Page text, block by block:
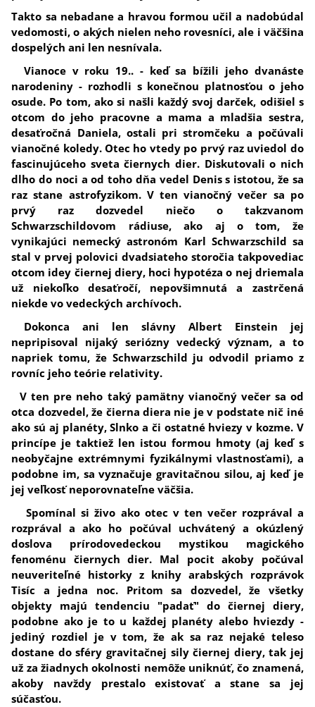
Takto sa nebadane a hravou formou učil a nadobúdal
vedomosti, o akých nielen neho rovesníci, ale i väčšina
dospelých ani len nesnívala.
Vianoce v roku 19.. - keď sa bížili jeho dvanáste
narodeniny - rozhodli s konečnou platnosťou o jeho
osude. Po tom, ako si našli každý svoj darček, odišiel s
otcom do jeho pracovne a mama a mladšia sestra,
desaťročná Daniela, ostali pri stromčeku a počúvali
vianočné koledy. Otec ho vtedy po prvý raz uviedol do
fascinujúceho sveta čiernych dier. Diskutovali o nich
dlho do noci a od toho dňa vedel Denis s istotou, že sa
raz stane astrofyzikom. V ten vianočný večer sa po
prvý raz dozvedel niečo o takzvanom
Schwarzschildovom rádiuse, ako aj o tom, že
vynikajúci nemecký astronóm Karl Schwarzschild sa
stal v prvej polovici dvadsiateho storočia takpovediac
otcom idey čiernej diery, hoci hypotéza o nej driemala
už niekoľko desaťročí, nepovšimnutá a zastrčená
niekde vo vedeckých archívoch.
Dokonca ani len slávny Albert Einstein jej
nepripisoval nijaký seriózny vedecký význam, a to
napriek tomu, že Schwarzschild ju odvodil priamo z
rovníc jeho teórie relativity.
V ten pre neho taký pamätny vianočný večer sa od
otca dozvedel, že čierna diera nie je v podstate nič iné
ako sú aj planéty, Slnko a či ostatné hviezy v kozme. V
princípe je taktiež len istou formou hmoty (aj keď s
neobyčajne extrémnymi fyzikálnymi vlastnosťami), a
podobne im, sa vyznačuje gravitačnou silou, aj keď je
jej veľkosť neporovnateľne väčšia.
Spomínal si živo ako otec v ten večer rozprával a
rozprával a ako ho počúval uchvátený a okúzlený
doslova prírodovedeckou mystikou magického
fenoménu čiernych dier. Mal pocit akoby počúval
neuveriteľné historky z knihy arabských rozprávok
Tisíc a jedna noc. Pritom sa dozvedel, že všetky
objekty majú tendenciu "padať" do čiernej diery,
podobne ako je to u každej planéty alebo hviezdy -
jediný rozdiel je v tom, že ak sa raz nejaké teleso
dostane do sféry gravitačnej sily čiernej diery, tak jej
už za žiadnych okolnosti nemôže uniknúť, čo znamená,
akoby navždy prestalo existovať a stane sa jej
súčasťou.